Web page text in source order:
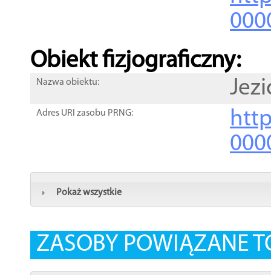
Obiekt fizjograficzny:
Nazwa obiektu:
Adres URI zasobu PRNG:
Pokaż wszystkie
ZASOBY POWIĄZANE